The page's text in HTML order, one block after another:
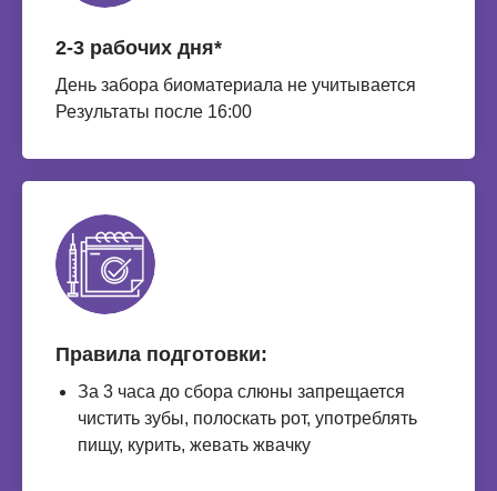
2-3 рабочих дня*
День забора биоматериала не учитывается
Результаты после 16:00
Правила подготовки:
За 3 часа до сбора слюны запрещается
чистить зубы, полоскать рот, употреблять
пищу, курить, жевать жвачку